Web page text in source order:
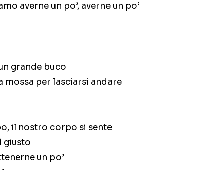
averne un po’, averne un po’
grande buco
mossa per lasciarsi andare
il nostro corpo si sente
giusto
un po’